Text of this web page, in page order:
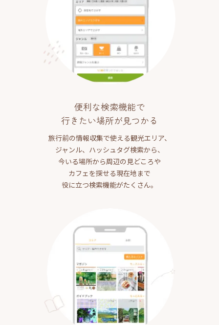
便利な検索機能で
行きたい場所が見つかる
旅行前の情報収集で使える観光エリア、
ジャンル、ハッシュタグ検索から、
今いる場所から周辺の見どころや
カフェを探せる現在地まで
役に立つ検索機能がたくさん。